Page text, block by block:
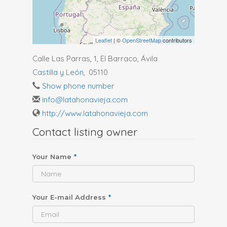
Leaflet | ©OpenStreetMapcontributors
Calle Las Parras, 1, El Barraco, Ávila
Castilla y León, 05110
Show phone number
info@latahonavieja.com
http://www.latahonavieja.com
Contact listing owner
Your Name *
Your E-mail Address *